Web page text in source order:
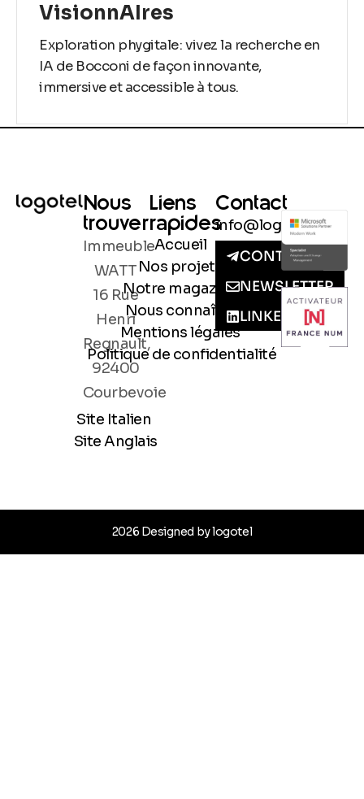
VisionnAIres
Exploration phygitale : vivez la recherche en
IA de Bocconi de façon innovante,
immersive et accessible à tous.
Nous
trouver
Immeuble
WATT
16 Rue
Henri
Regnault,
92400
Courbevoie
Site Italien
Site Anglais
Liens
rapides
Accueil
Nos projets
Notre magazine
Nous connaître
Mentions légales
Politique de confidentialité
Contact
info@logotel.fr
CONTACT
NEWSLETTER
LINKEDIN
2026 Designed by logotel